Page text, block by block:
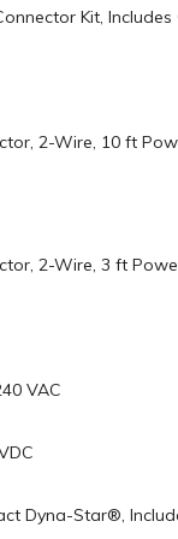
Kit,
2-Wire, 10 ft
2-Wire, 3 ft
VAC
Dyna-Star®,